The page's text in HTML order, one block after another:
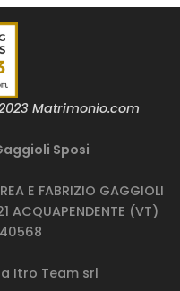
Matrimonio.com
Sposi
E FABRIZIO GAGGIOLI
ACQUAPENDENTE (VT)
Itro Team srl